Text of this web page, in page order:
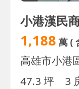
1,188 萬(
高雄市小港
47.3 坪 3